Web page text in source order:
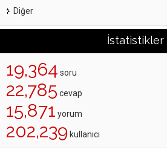
Diğer
İstatistikler
19,364 soru
22,785 cevap
15,871 yorum
202,239 kullanıcı